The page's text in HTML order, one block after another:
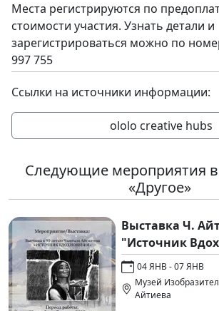
Места регистрируются по
стоимости участия. Узнать детали и
зарегистрироваться можно по
997 755
Ссылки на источники информации:
ololo creative hubs
Следующие мероприятия в
«Другое»
Выставка Ч.
"Источник
04 ЯНВ - 07 ЯНВ
Музей
Айтиева